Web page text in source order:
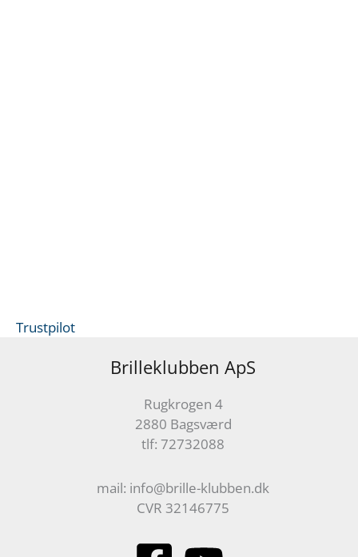
Trustpilot
Brilleklubben ApS
Rugkrogen 4
2880 Bagsværd
tlf: 72732088
mail: info@brille-klubben.dk
CVR 32146775